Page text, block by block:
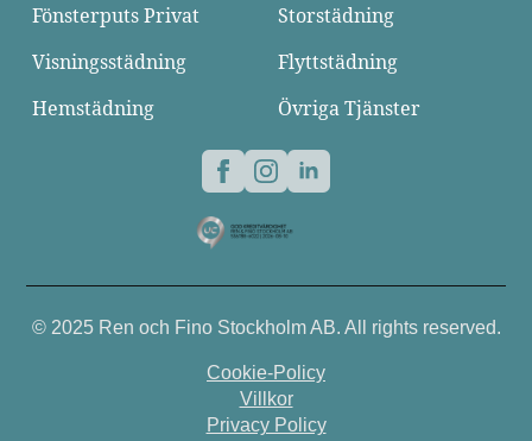
Fönsterputs Privat
Storstädning
Visningsstädning
Flyttstädning
Hemstädning
Övriga Tjänster
© 2025 Ren och Fino Stockholm AB. All rights reserved.
Cookie-Policy
Villkor
Privacy Policy